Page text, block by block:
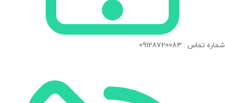
شماره تماس : 09128720083